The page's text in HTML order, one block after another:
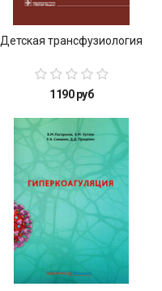
Детская трансфузиология
1190 руб